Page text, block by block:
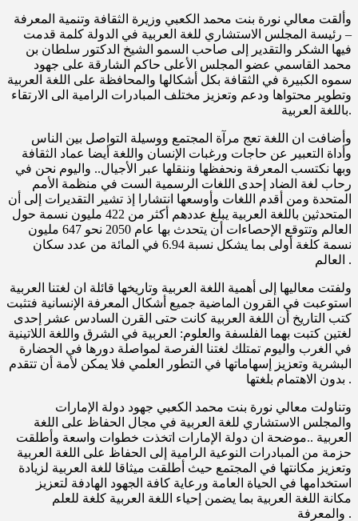
وألقت معالي نورة بنت محمد الكعبي وزيرة الثقافة وتنمية المعرفة
– رئيسة المجلس الاستشاري للغة العربية في الدولة كلمة قدمت
فيها الشكر والتقدير إلى صاحب السمو الشيخ الدكتور سلطان بن
محمد القاسمي عضو المجلس الأعلى حاكم الشارقة على جهود
سموه الكبيرة في الثقافة بكل أشكالها والمحافظة على اللغة العربية
وتطوير محتواها ودعم وتعزيز مختلف المبادرات الرامية الى الارتقاء
باللغة العربية.
وأضافت ان اللغة تعج مرآة المجتمع ووسيلة التواصل بين الناس
وأداة التعبير عن حاجات ورغبات الإنسان واللغة أيضا عماد الثقافة
وبها نكتسب المعرفة ونحفظها وننقلها عبر الأجيال.. واليوم نحن في
رحاب لغة الضاد إحدى اللغات الرسمية الست في منظمة الأمم
المتحدة ومن أقدم اللغات وأوسعها انتشارا إذ تشير التقديرات إلى أن
المتحدثين باللغة العربية يبلغ عددهم أكثر من 422 مليون نسمة حول
العالم وتتوقع الإحصاءات أن يتحدث بها عام 2050 نحو 647 مليون
نسمة كلغة أولى بما يشكل نسبة 6.94 في المائة من عدد سكان
العالم .
ولفتت معاليها إلى أهمية اللغة العربية وتاريخها قائلة ان لغتنا العربية
استوعبت في القرون الماضية جميع أشكال المعرفة الإنسانية فتثبت
كتب التاريخ أن اللغة العربية كانت حتى القرن السادس عشر إحدى
لغتين كتبت بهما الفلسفة والعلوم: العربية في الشرق واللغة اللاتينية
في الغرب واليوم تمتلك لغتنا الفرصة لمواصلة دورها في الحضارة
البشرية وتعزيز إسهاماتها في التطور العلمي فلا يمكن لأمة أن تتقدم
بدون الاهتمام بلغتها .
وتناولت معالي نورة بنت محمد الكعبي جهود دولة الإمارات
والمجلس الاستشاري للغة العربية في مجال الحفاظ على اللغة
العربية ..موضحة ان دولة الإمارات اتخذت خطوات واسعة وأطلقت
حزمة من المبادرات النوعية الرامية إلى الحفاظ على اللغة العربية
وتعزيز مكانتها في المجتمع حيث أطلقت ميثاقا للغة العربية لزيادة
استخدامها في الحياة العامة ورعاية كافة الجهود الهادفة لتعزيز
مكانة اللغة العربية بما يضمن إحياء اللغة العربية كلغة للعلم
والمعرفة .